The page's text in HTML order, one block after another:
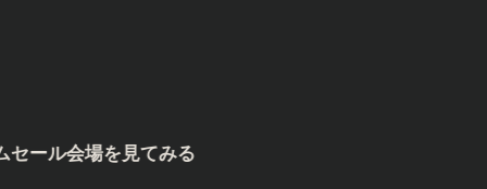
ル会場を見てみる